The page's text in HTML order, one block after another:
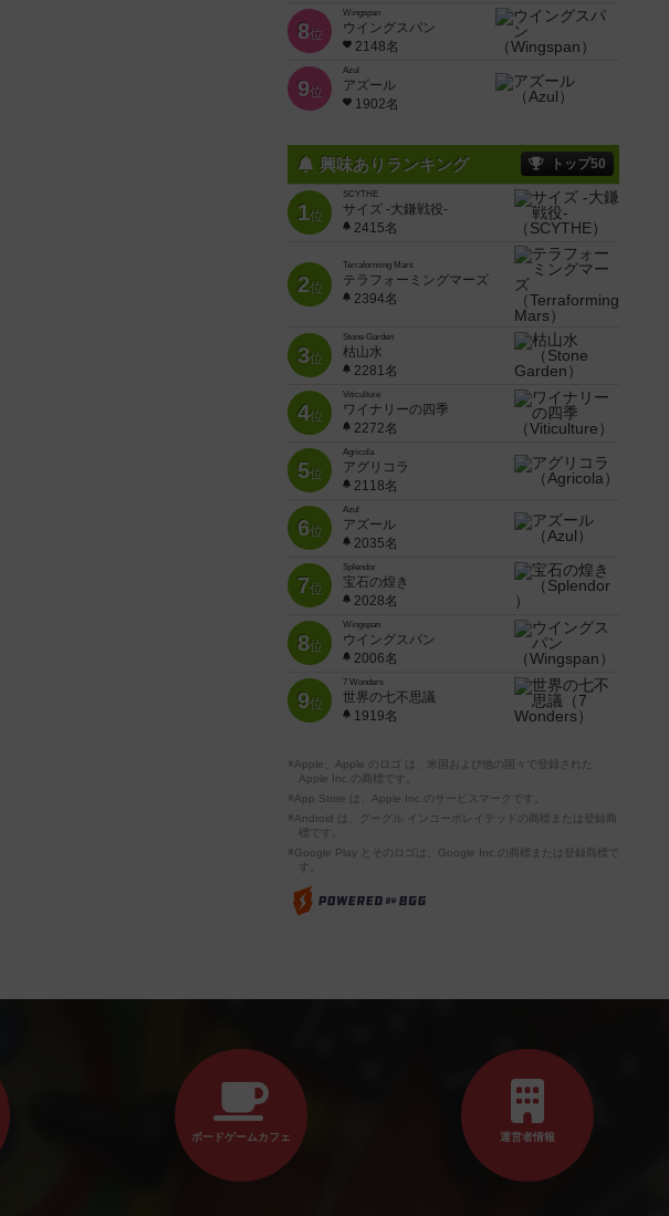
8位
Wingspan
ウイングスパン
2148名
9位
Azul
アズール
1902名
興味ありランキング トップ50
1位
SCYTHE
サイズ -大鎌戦役-
2415名
2位
Terraforming Mars
テラフォーミングマーズ
2394名
3位
Stone Garden
枯山水
2281名
4位
Viticulture
ワイナリーの四季
2272名
5位
Agricola
アグリコラ
2118名
6位
Azul
アズール
2035名
7位
Splendor
宝石の煌き
2028名
8位
Wingspan
ウイングスパン
2006名
9位
7 Wonders
世界の七不思議
1919名
※Apple、Apple のロゴ は、米国および他の国々で登録された
Apple Inc.の商標です。
※App Store は、Apple Inc.のサービスマークです。
※Android は、グーグル インコーポレイテッドの商標または登録商
標です。
※Google Play とそのロゴは、Google Inc.の商標または登録商標で
す。
ボードゲームカフェ 運営者情報